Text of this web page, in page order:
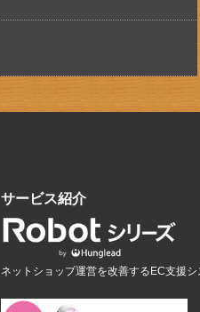
サービス紹介
ネットショップ運営を改善するEC支援シ